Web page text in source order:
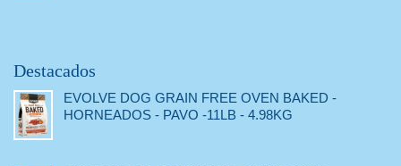
Destacados
EVOLVE DOG GRAIN FREE OVEN BAKED -
HORNEADOS - PAVO -11LB - 4.98KG